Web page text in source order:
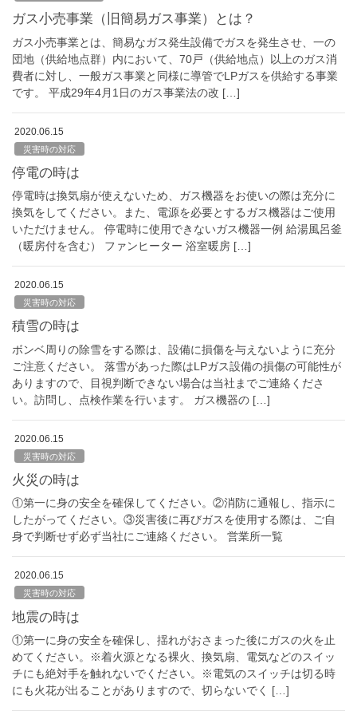
ガス小売事業（旧簡易ガス事業）とは？
ガス小売事業とは、簡易なガス発生設備でガスを発生させ、一の
団地（供給地点群）内において、70戸（供給地点）以上のガス消
費者に対し、一般ガス事業と同様に導管でLPガスを供給する事業
です。 平成29年4月1日のガス事業法の改 […]
2020.06.15
災害時の対応
停電の時は
停電時は換気扇が使えないため、ガス機器をお使いの際は充分に
換気をしてください。また、電源を必要とするガス機器はご使用
いただけません。 停電時に使用できないガス機器一例 給湯風呂釜
（暖房付を含む） ファンヒーター 浴室暖房 […]
2020.06.15
災害時の対応
積雪の時は
ボンベ周りの除雪をする際は、設備に損傷を与えないように充分
ご注意ください。 落雪があった際はLPガス設備の損傷の可能性が
ありますので、目視判断できない場合は当社までご連絡くださ
い。訪問し、点検作業を行います。 ガス機器の […]
2020.06.15
災害時の対応
火災の時は
①第一に身の安全を確保してください。②消防に通報し、指示に
したがってください。③災害後に再びガスを使用する際は、ご自
身で判断せず必ず当社にご連絡ください。 営業所一覧
2020.06.15
災害時の対応
地震の時は
①第一に身の安全を確保し、揺れがおさまった後にガスの火を止
めてください。※着火源となる裸火、換気扇、電気などのスイッ
チにも絶対手を触れないでください。※電気のスイッチは切る時
にも火花が出ることがありますので、切らないでく […]